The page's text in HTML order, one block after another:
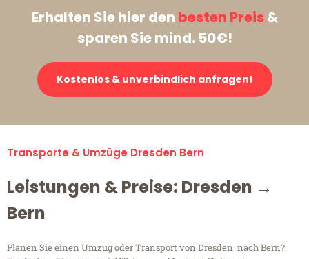
Erhalten Sie hier den besten Preis&
sparen Sie mind. 50€!
Kostenlos & unverbindlich anfragen!
Transporte & Umzüge Dresden Bern
Leistungen & Preise: Dresden →
Bern
Planen Sie einen Umzug oder Transport von Dresden nach Bern?